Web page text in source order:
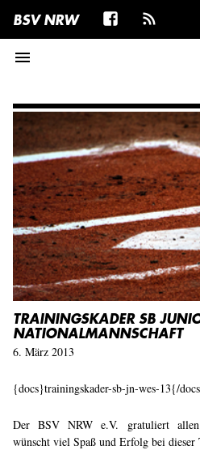
BSV NRW
menu
TRAININGSKADER SB
NATIONALMANNSCHAFT
6. März 2013
{docs}trainingskader-sb-jn-wes-13{/
Der BSV NRW e.V. gratuliert
wünscht viel Spaß und Erfolg bei dieser